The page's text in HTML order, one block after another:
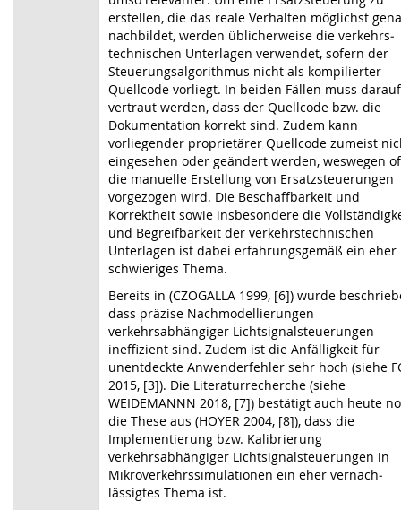
erstellen, die das reale Verhalten möglichst
nachbildet, werden üblicher­weise die verkehrs­
technischen Unterlagen verwendet, sofern der
Steuerungs­algorithmus nicht als kompilierter
Quellcode vorliegt. In beiden Fällen muss darauf
vertraut werden, dass der Quellcode bzw. die
Dokumentation korrekt sind. Zudem kann
vorliegender proprietärer Quell­code zumeist
eingesehen oder geändert werden, weswegen
die manuelle Erstellung von Ersatzsteuerungen
vorgezogen wird. Die Beschaffbarkeit und
Korrektheit sowie insbesondere die
und Begreifbarkeit der verkehrstechnischen
Unterlagen ist dabei erfahrungs­gemäß ein eher
schwieriges Thema.
Bereits in (CZOGALLA 1999, [6]) wurde
dass präzise Nachmodellierungen
verkehrsabhängiger Lichtsignalsteuerungen
ineffizient sind. Zudem ist die Anfälligkeit für
unentdeckte Anwenderfehler sehr hoch (siehe
2015, [3]). Die Literaturrecherche (siehe
WEIDEMANNN 2018, [7]) bestätigt auch heute
die These aus (HOYER 2004, [8]), dass die
Implementierung bzw. Kalibrierung
verkehrsabhängiger Lichtsignalsteuerungen in
Mikro­verkehrs­simulationen ein eher vernach­
lässigtes Thema ist.